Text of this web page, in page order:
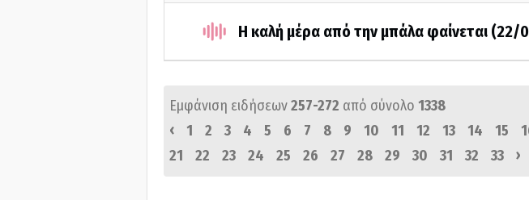
Η καλή μέρα από την μπάλα φαίνεται (22/
Εμφάνιση ειδήσεων257-272 από σύνολο 1338
‹
1 2 3 4 5 6 7 8 9 10 11 12 13 14 15
21
22 23 24 25 26 27 28 29 30 31 32 33 ›